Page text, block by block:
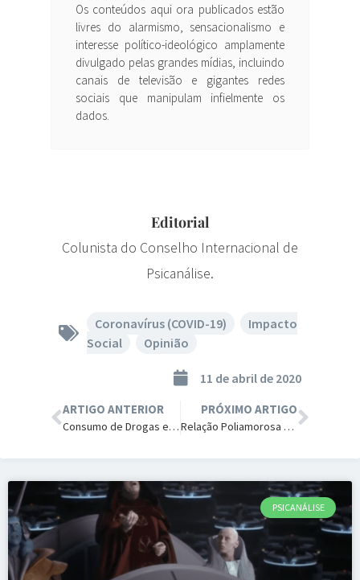
Os conteúdos aqui ora publicados estão
livres do alarmismo, sensacionalismo e
interesse político-ideológico amplamente
divulgado pelas grandes mídias, incluindo
canais de televisão e gigantes redes
sociais que manipulam infielmente os
dados.
Editorial
Colunista do Conselho Internacional de
Psicanálise.
Coronavírus (COVID-19)
Impacto
Social
Opinião
11 de abril de 2020
ARTIGO ANTERIOR
Consumo de Drogas e Suicídio em Tempos de Coronavírus.
PRÓXIMO ARTIGO
Relação Poliamorosa de 5 Pessoas Tem Abuso Infantil.
PSICANÁLISE